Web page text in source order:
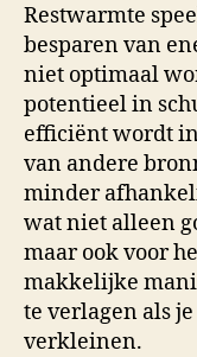
Restwarmte
besparen van
niet optimaal
potentieel in
efficiënt wordt
van andere
minder
wat niet alleen
maar ook voor
makkelijke
te verlagen als
verkleinen.